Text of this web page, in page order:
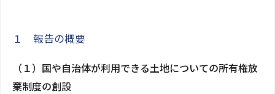
１ 報告の概要
（１）国や自治体が利用できる土地についての所有権放
棄制度の創設
お問い合わせ